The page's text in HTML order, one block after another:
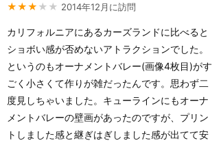
★★★ ★★ 2014年12月に訪問
カリフォルニアにあるカーズランドに比べると
ショボい感が否めないアトラクションでした。
というのもオーナメントバレー(画像4枚目)がす
ごく小さくて作りが雑だったんです。思わず二
度見しちゃいました。キューラインにもオーナ
メントバレーの壁画があったのですが、プリン
トしました感と継ぎはぎしました感が出てて安